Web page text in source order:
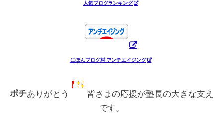
人気ブログランキング
にほんブログ村 アンチエイジング
ポチありがとう
皆さまの応援が塾長の大きな支え
です。